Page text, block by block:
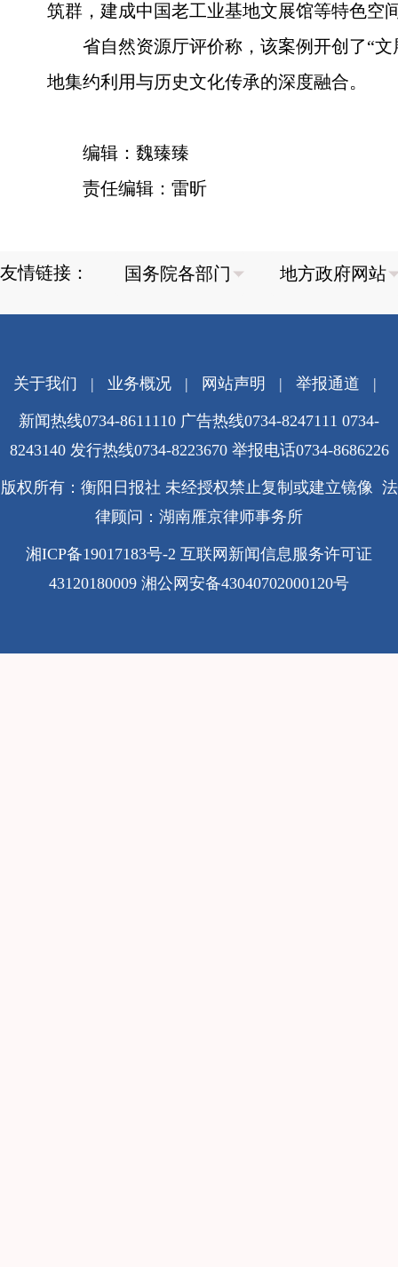
筑群，建成中国老工业基地文展馆等特色空
省自然资源厅评价称，该案例开创了“
地集约利用与历史文化传承的深度融合。
编辑：魏臻臻
责任编辑：雷昕
友情链接：
关于我们 | 业务概况| 网站声明 | 举报通道 |
新闻热线0734-8611110 广告热线0734-8247111 0734-
8243140 发行热线0734-8223670 举报电话0734-8686226
版权所有：衡阳日报社 未经授权禁止复制或建立镜像 法
律顾问：湖南雁京律师事务所
湘ICP备19017183号-2 互联网新闻信息服务许可证
43120180009 湘公网安备43040702000120号